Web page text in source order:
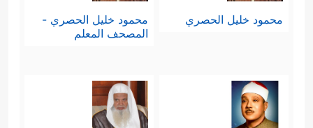
محمود خليل الحصري
محمود خليل الحصري -
المصحف المعلم